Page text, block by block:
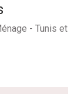
- Tunis et